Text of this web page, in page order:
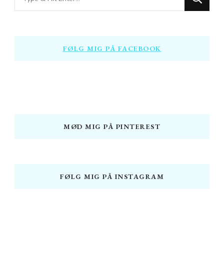
for
FØLG MIG PÅ FACEBOOK
MØD MIG PÅ PINTEREST
FØLG MIG PÅ INSTAGRAM